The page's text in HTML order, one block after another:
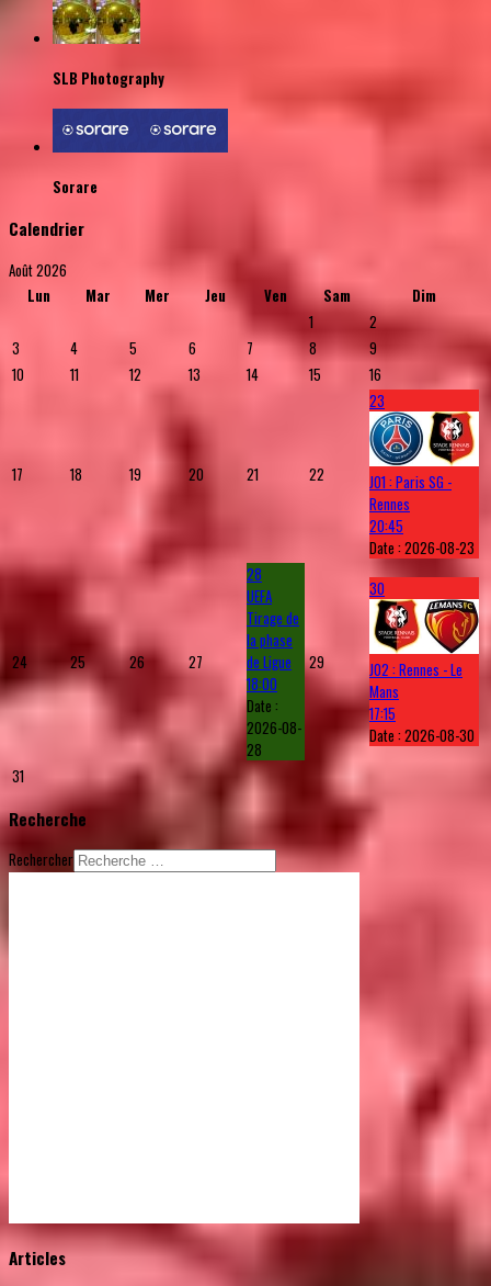
SLB Photography
Sorare
Calendrier
Août 2026
Lun
Mar Mer Jeu Ven Sam
Dim
1
2
3
4 5 6 7 8
9
10
11 12 13 14 15 16
17 18 19 20 21 22
23
J01 : Paris SG -
Rennes
20:45
Date :2026-08-23
24 25 26 27
28
UEFA
Tirage de
la phase
de Ligue
18:00
Date :
2026-08-
28
29
30
J02 : Rennes - Le
Mans
17:15
Date :2026-08-30
31
Recherche
Rechercher
© FreeJoomla! 3 Modules- by VinaGecko.com
Articles